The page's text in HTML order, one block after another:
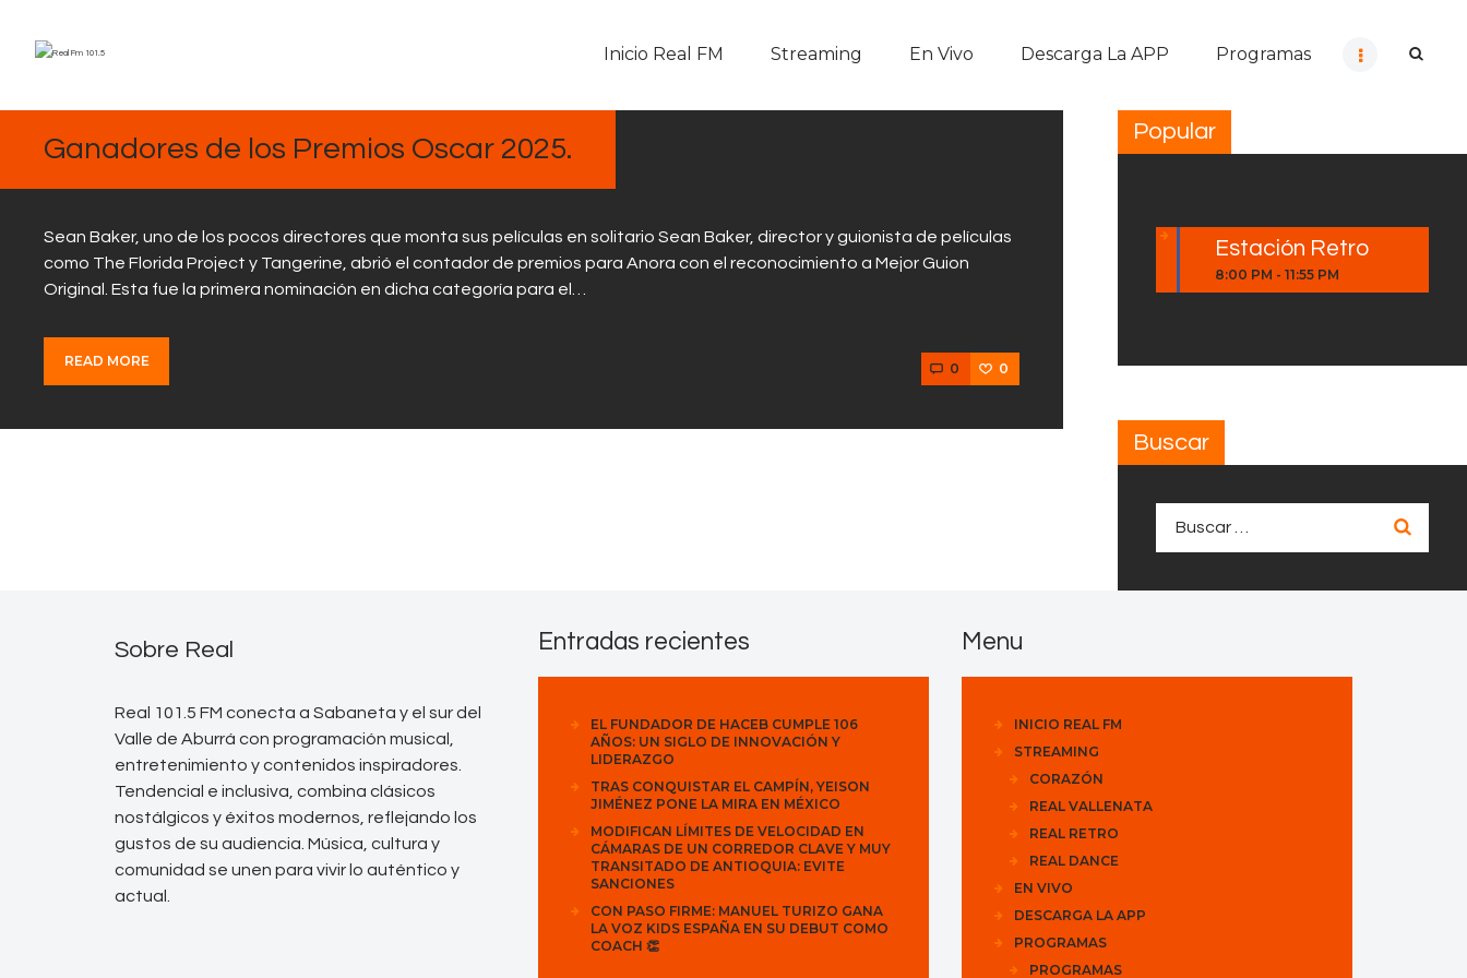
Inicio Real FM Streaming En Vivo Descarga La APP Programas
En Vivo
Programas
Sobre Nosotros
Ganadores de los Premios Oscar 2025.
Sean Baker, uno de los pocos directores que monta sus películas en solitario Sean Baker, director y guionista de películas
como The Florida Project y Tangerine, abrió el contador de premios para Anora con el reconocimiento a Mejor Guion
Original. Esta fue la primera nominación en dicha categoría para el…
READ MORE 0 0
Popular
Estación Retro
8:00 PM -11:55 PM
Buscar
Sobre Real
Real 101.5 FM conecta a Sabaneta y el sur del
Valle de Aburrá con programación musical,
entretenimiento y contenidos inspiradores.
Tendencial e inclusiva, combina clásicos
nostálgicos y éxitos modernos, reflejando los
gustos de su audiencia. Música, cultura y
comunidad se unen para vivir lo auténtico y
actual.
Entradas recientes
EL FUNDADOR DE HACEB CUMPLE 106
AÑOS: UN SIGLO DE INNOVACIÓN Y
LIDERAZGO
TRAS CONQUISTAR EL CAMPÍN, YEISON
JIMÉNEZ PONE LA MIRA EN MÉXICO
MODIFICAN LÍMITES DE VELOCIDAD EN
CÁMARAS DE UN CORREDOR CLAVE Y MUY
TRANSITADO DE ANTIOQUIA: EVITE
SANCIONES
CON PASO FIRME: MANUEL TURIZO GANA
LA VOZ KIDS ESPAÑA EN SU DEBUT COMO
COACH 👏
Menu
INICIO REAL FM
STREAMING
CORAZÓN
REAL VALLENATA
REAL RETRO
REAL DANCE
EN VIVO
DESCARGA LA APP
PROGRAMAS
PROGRAMAS